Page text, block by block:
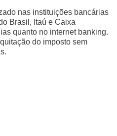
nas instituições bancárias
Brasil, Itaú e Caixa
quanto no internet banking.
do imposto sem